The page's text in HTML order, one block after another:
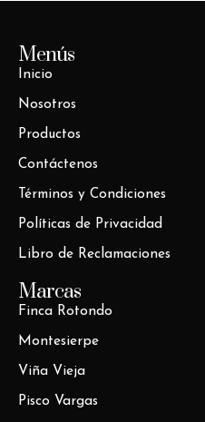
Menús
Inicio
Nosotros
Productos
Contáctenos
Términos y Condiciones
Políticas de Privacidad
Libro de Reclamaciones
Marcas
Finca Rotondo
Montesierpe
Viña Vieja
Pisco Vargas